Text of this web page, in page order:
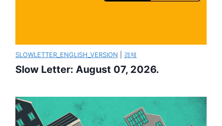
SLOWLETTER_ENGLISH_VERSION 경제
Slow Letter: August 07, 2026.